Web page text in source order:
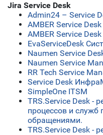
Jira Service Desk
Admin24 – Service
AMBER Service
AMBER Service
EvaServiceDesk
Naumen Service
Naumen Service
RR Tech Service
Service Desk
SimpleOne ITSM
TRS.Service Desk -
процессов и служб
обращениями.
TRS.Service Desk -